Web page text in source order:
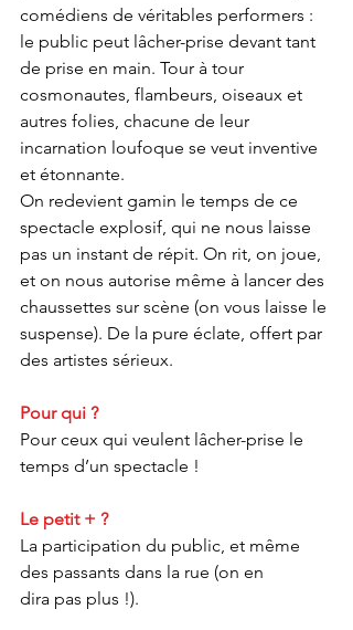
comédiens de véritables performers :
le public peut lâcher-prise devant tant
de prise en main. Tour à tour
cosmonautes, flambeurs, oiseaux et
autres folies, chacune de leur
incarnation loufoque se veut inventive
et étonnante.
On redevient gamin le temps de ce
spectacle explosif, qui ne nous laisse
pas un instant de répit. On rit, on joue,
et on nous autorise même à lancer des
chaussettes sur scène (on vous laisse le
suspense). De la pure éclate, offert par
des artistes sérieux.
Pour qui ?
Pour ceux qui veulent lâcher-prise le
temps d’un spectacle !
Le petit + ?
La participation du public, et même
des passants dans la rue (on en
dira pas plus !).